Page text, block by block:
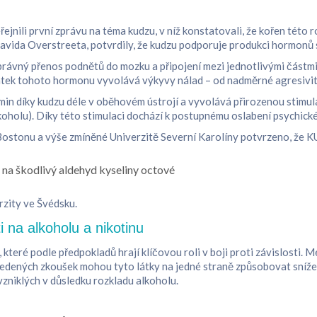
první zprávu na téma kudzu, v níž konstatovali, že kořen
Overstreeta, potvrdily, že kudzu podporuje produkci hormonů
přenos podnětů do mozku a připojení mezi jednotlivými
tohoto hormonu vyvolává výkyvy nálad – od nadměrné
díky kudzu déle v oběhovém ústrojí a vyvolává přirozenou
Díky této stimulaci dochází k postupnému oslabení
a výše zmíněné Univerzitě Severní Karolíny potvrzeno, že
škodlivý aldehyd kyseliny octové
ve Švédsku.
na alkoholu a nikotinu
podle předpokladů hrají klíčovou roli v boji proti závislosti.
zkoušek mohou tyto látky na jedné straně způsobovat
v důsledku rozkladu alkoholu.